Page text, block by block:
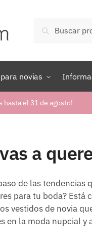
por:
Buscar
novias
hasta el 31 de agosto!
a
de las tendencias
para tu boda?
vestidos de novia
la moda nupcial y